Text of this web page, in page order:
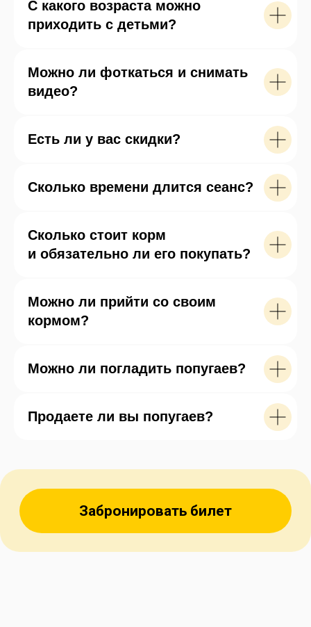
нежный небесно-голубой цвет. Никогда
раньше таких не видели.
превращаются в маленьких детей
и с нежностью рассматривают каждого
попугайчика.
и готовы долго рассказывать о характере
Важно не забывать про безопасность
зернышки.
попугая можно тоже приобрести и забрать
С какого возраста можно
приходить с детьми?
Можно ли фоткаться и снимать
видео?
Есть ли у вас скидки?
Сколько времени длится сеанс?
Сколько стоит корм
и обязательно ли его покупать?
Можно ли прийти со своим
кормом?
Можно ли погладить попугаев?
Продаете ли вы попугаев?